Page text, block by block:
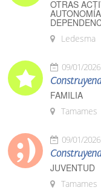
OTRAS
Ledesma
09/01/2026
FAMILIA
Tamames
09/01/2026
JUVENTUD
Tamames